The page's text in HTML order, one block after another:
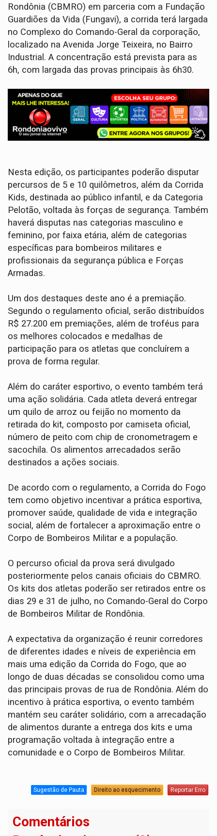
Rondônia (CBMRO) em parceria com a Fundação
Guardiões da Vida (Fungavi), a corrida terá largada
no Complexo do Comando-Geral da corporação,
localizado na Avenida Jorge Teixeira, no Bairro
Industrial. A concentração está prevista para as
6h, com largada das provas principais às 6h30.
Nesta edição, os participantes poderão disputar
percursos de 5 e 10 quilômetros, além da Corrida
Kids, destinada ao público infantil, e da Categoria
Pelotão, voltada às forças de segurança. Também
haverá disputas nas categorias masculino e
feminino, por faixa etária, além de categorias
específicas para bombeiros militares e
profissionais da segurança pública e Forças
Armadas.
Um dos destaques deste ano é a premiação.
Segundo o regulamento oficial, serão distribuídos
R$ 27.200 em premiações, além de troféus para
os melhores colocados e medalhas de
participação para os atletas que concluírem a
prova de forma regular.
Além do caráter esportivo, o evento também terá
uma ação solidária. Cada atleta deverá entregar
um quilo de arroz ou feijão no momento da
retirada do kit, composto por camiseta oficial,
número de peito com chip de cronometragem e
sacochila. Os alimentos arrecadados serão
destinados a ações sociais.
De acordo com o regulamento, a Corrida do Fogo
tem como objetivo incentivar a prática esportiva,
promover saúde, qualidade de vida e integração
social, além de fortalecer a aproximação entre o
Corpo de Bombeiros Militar e a população.
O percurso oficial da prova será divulgado
posteriormente pelos canais oficiais do CBMRO.
Os kits dos atletas poderão ser retirados entre os
dias 29 e 31 de julho, no Comando-Geral do Corpo
de Bombeiros Militar de Rondônia.
A expectativa da organização é reunir corredores
de diferentes idades e níveis de experiência em
mais uma edição da Corrida do Fogo, que ao
longo de duas décadas se consolidou como uma
das principais provas de rua de Rondônia. Além do
incentivo à prática esportiva, o evento também
mantém seu caráter solidário, com a arrecadação
de alimentos durante a entrega dos kits e uma
programação voltada à integração entre a
comunidade e o Corpo de Bombeiros Militar.
Sugestão de Pauta Direito ao esquecimento Reportar Erro
Comentários